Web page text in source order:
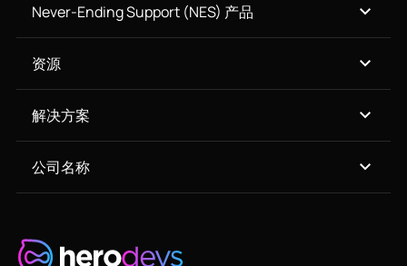
Never-Ending Support (NES) 产品
资源
解决方案
公司名称